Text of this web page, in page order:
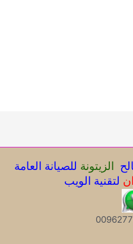
الزيتونة للصيانة العامة
لتقنية الويب